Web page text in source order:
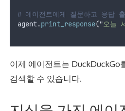
# 에이전트에게 질문하고 응답
agent.print_response("오늘
이제 에이전트는 DuckDuckGo
검색할 수 있습니다.